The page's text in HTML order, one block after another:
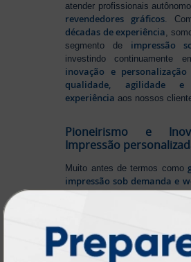
atender profissionais
revendedores gráficos.
décadas de experiência,
segmento de impressão
investindo continuamente
inovação e personalização
qualidade, agilidade
experiência aos nossos
Pioneirismo e
Impressão
Muito antes de termos como
impressão sob demanda e
Atual
continuamente , investindo
de pontapara garantir a